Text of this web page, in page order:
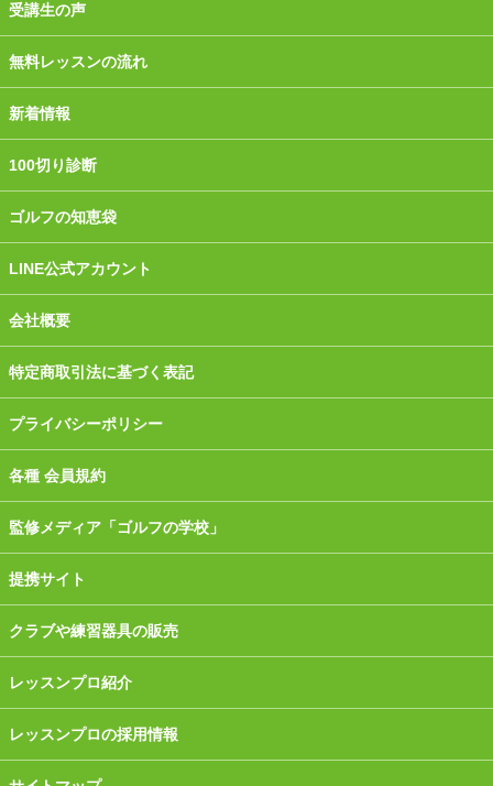
受講生の声
無料レッスンの流れ
新着情報
100切り診断
ゴルフの知恵袋
LINE公式アカウント
会社概要
特定商取引法に基づく表記
プライバシーポリシー
各種 会員規約
監修メディア「ゴルフの学校」
提携サイト
クラブや練習器具の販売
レッスンプロ紹介
レッスンプロの採用情報